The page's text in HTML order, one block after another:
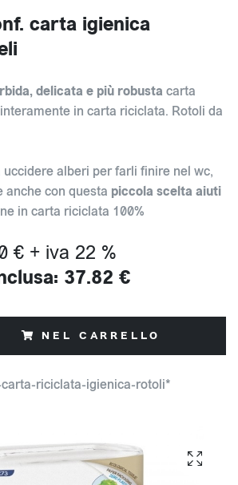
carta igienica
delicata e più robusta carta
in carta riciclata. Rotoli da
alberi per farli finire nel wc,
con questa piccola scelta aiuti
in carta riciclata 100%
€ + iva 22 %
37.82 €
NEL CARRELLO
riciclata-igienica-rotoli*